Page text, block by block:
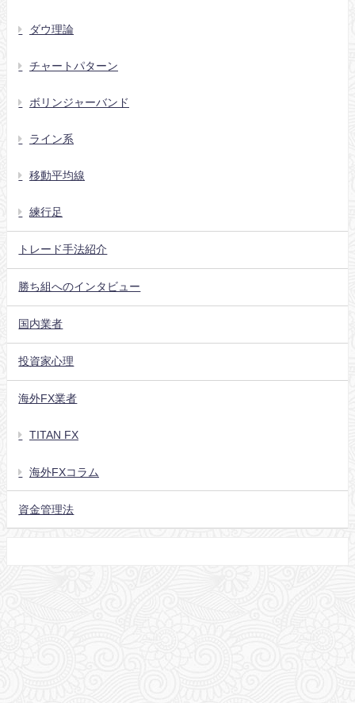
ダウ理論
チャートパターン
ボリンジャーバンド
ライン系
移動平均線
練行足
トレード手法紹介
勝ち組へのインタビュー
国内業者
投資家心理
海外FX業者
TITAN FX
海外FXコラム
資金管理法